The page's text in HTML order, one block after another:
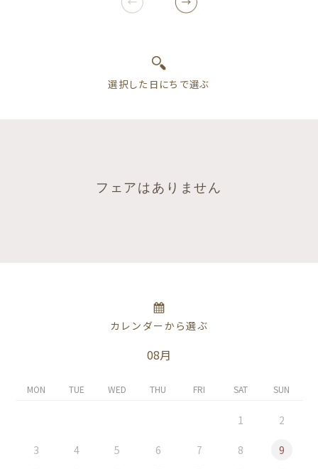
フェアはありません
カレンダーから選ぶ
08月
MON TUE WED THU FRI SAT SUN
1 2
3 4 5 6 7 8 9